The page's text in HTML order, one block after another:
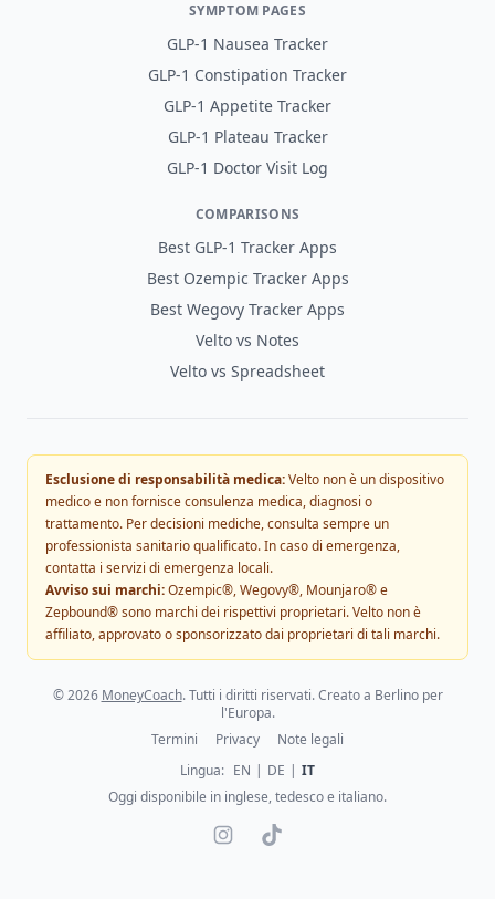
SYMPTOM PAGES
GLP-1 Nausea Tracker
GLP-1 Constipation Tracker
GLP-1 Appetite Tracker
GLP-1 Plateau Tracker
GLP-1 Doctor Visit Log
COMPARISONS
Best GLP-1 Tracker Apps
Best Ozempic Tracker Apps
Best Wegovy Tracker Apps
Velto vs Notes
Velto vs Spreadsheet
Esclusione di responsabilità medica:Velto non è un dispositivo
medico e non fornisce consulenza medica, diagnosi o
trattamento. Per decisioni mediche, consulta sempre un
professionista sanitario qualificato. In caso di emergenza,
contatta i servizi di emergenza locali.
Avviso sui marchi:Ozempic®, Wegovy®, Mounjaro® e
Zepbound® sono marchi dei rispettivi proprietari. Velto non è
affiliato, approvato o sponsorizzato dai proprietari di tali marchi.
©2026 MoneyCoach. Tutti i diritti riservati. Creato a Berlino per
l'Europa.
Termini
Privacy
Note legali
Lingua: EN | DE | IT
Oggi disponibile in inglese, tedesco e italiano.
Instagram
TikTok